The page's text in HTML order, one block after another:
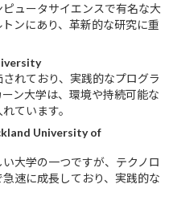
ュータサイエンスで有名な大
ンにあり、革新的な研究に重
れており、実践的なプログラ
ン大学は、環境や持続可能な
ています。
University of
大学の一つですが、テクノロ
速に成長しており、実践的な